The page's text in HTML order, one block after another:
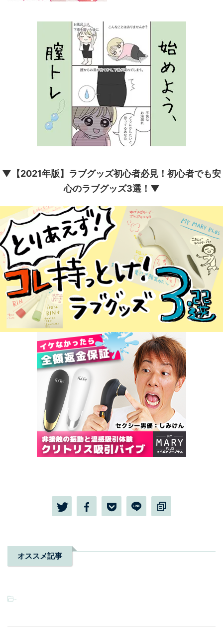
▼【2021年版】ラブグッズ初心者必見！初心者でも安
心のラブグッズ3選！▼
オススメ記事
-